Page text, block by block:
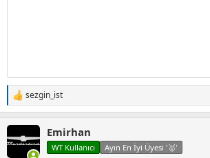
T
e
i
sezgin_ist
Emirhan
WT Kullanıcı Ayın En İyi Üyesi '🥇'